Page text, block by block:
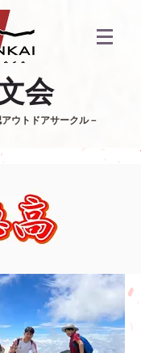
会
ウトドアサークル－